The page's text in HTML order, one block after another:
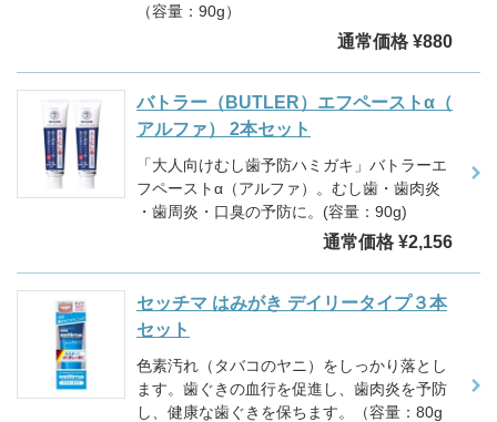
（容量：90g）
通常価格 ¥880
バトラー（BUTLER）エフペーストα（
アルファ） 2本セット
「大人向けむし歯予防ハミガキ」バトラーエ
フペーストα（アルファ）。むし歯・歯肉炎
・歯周炎・口臭の予防に。(容量：90g)
通常価格 ¥2,156
セッチマ はみがき デイリータイプ３本
セット
色素汚れ（タバコのヤニ）をしっかり落とし
ます。歯ぐきの血行を促進し、歯肉炎を予防
し、健康な歯ぐきを保ちます。（容量：80g